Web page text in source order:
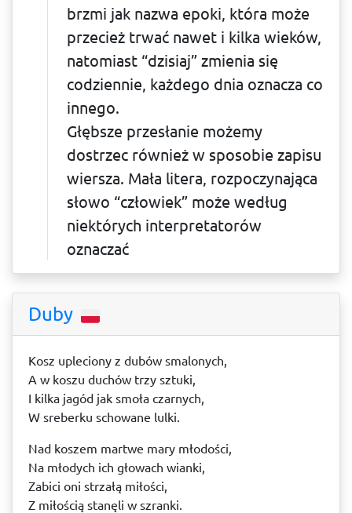
brzmi jak nazwa epoki, która może
przecież trwać nawet i kilka wieków,
natomiast “dzisiaj” zmienia się
codziennie, każdego dnia oznacza co
innego.
Głębsze przesłanie możemy
dostrzec również w sposobie zapisu
wiersza. Mała litera, rozpoczynająca
słowo “człowiek” może według
niektórych interpretatorów
oznaczać
Duby
Kosz upleciony z dubów smalonych,
A w koszu duchów trzy sztuki,
I kilka jagód jak smoła czarnych,
W sreberku schowane lulki.
Nad koszem martwe mary młodości,
Na młodych ich głowach wianki,
Zabici oni strzałą miłości,
Z miłością stanęli w szranki.